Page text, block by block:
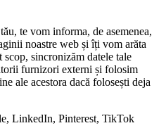
te vom informa, de asemenea,
noastre web și îți vom arăta
scop, sincronizăm datele tale
furnizori externi și folosim
ale acestora dacă folosești deja
LinkedIn, Pinterest, TikTok